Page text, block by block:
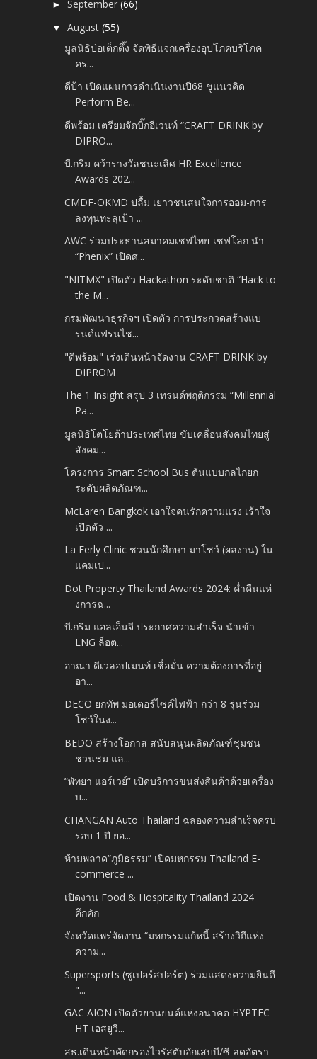
►September(66)
▼August(55)
มูลนิธิป่อเต็กตึ๊ง จัดพิธีแจกเครื่องอุปโภคบริโภค
คร...
ดีป้า เปิดแผนการดำเนินงานปี68 ชูแนวคิด
Perform Be...
ดีพร้อม เตรียมจัดบิ๊กอีเวนท์ “CRAFT DRINK by
DIPRO...
บี.กริม คว้ารางวัลชนะเลิศ HR Excellence
Awards 202...
CMDF-OKMD ปลื้ม เยาวชนสนใจการออม-การ
ลงทุนทะลุเป้า ...
AWC ร่วมประธานสมาคมเชฟไทย-เชฟโลก นำ
“Phenix” เปิดศ...
"NITMX" เปิดตัว Hackathon ระดับชาติ “Hack to
the M...
กรมพัฒนาธุรกิจฯ เปิดตัว การประกวดสร้างแบ
รนด์แฟรนไช...
"ดีพร้อม" เร่งเดินหน้าจัดงาน CRAFT DRINK by
DIPROM
The 1 Insight สรุป 3 เทรนด์พฤติกรรม “Millennial
Pa...
มูลนิธิโตโยต้าประเทศไทย ขับเคลื่อนสังคมไทยสู่
สังคม...
โครงการ Smart School Bus ต้นแบบกลไกยก
ระดับผลิตภัณฑ...
McLaren Bangkok เอาใจคนรักความแรง เร้าใจ
เปิดตัว ...
La Ferly Clinic ชวนนักศึกษา มาโชว์ (ผลงาน) ใน
แคมเป...
Dot Property Thailand Awards 2024: ค่ำคืนแห่
งการฉ...
บี.กริม แอลเอ็นจี ประกาศความสำเร็จ นำเข้า
LNG ล็อต...
อาณา ดีเวลอปเมนท์ เชื่อมั่น ความต้องการที่อยู่
อา...
DECO ยกทัพ มอเตอร์ไซค์ไฟฟ้า กว่า 8 รุ่นร่วม
โชว์ในง...
BEDO สร้างโอกาส สนับสนุนผลิตภัณฑ์ชุมชน
ชวนชม แล...
“พัทยา แอร์เวย์” เปิดบริการขนส่งสินค้าด้วยเครื่อง
บ...
CHANGAN Auto Thailand ฉลองความสำเร็จครบ
รอบ 1 ปี ยอ...
ห้ามพลาด“ภูมิธรรม” เปิดมหกรรม Thailand E-
commerce ...
เปิดงาน Food & Hospitality Thailand 2024
คึกคัก
จังหวัดแพร่จัดงาน “มหกรรมแก้หนี้ สร้างวิถีแห่ง
ความ...
Supersports (ซูเปอร์สปอร์ต) ร่วมแสดงความยินดี
"...
GAC AION เปิดตัวยานยนต์แห่งอนาคต HYPTEC
HT เอสยูวี...
สธ.เดินหน้าคัดกรองไวรัสตับอักเสบบี/ซี ลดอัตรา